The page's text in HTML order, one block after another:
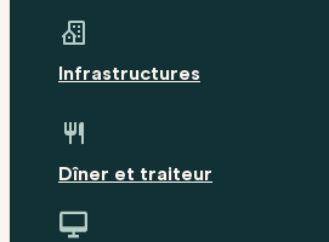
Infrastructures
Dîner et traiteur